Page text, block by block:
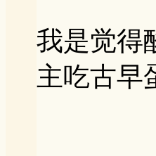
我是觉得
主吃古早